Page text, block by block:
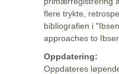
flere trykte,
bibliografien i
approaches to
Oppdatering:
Oppdateres